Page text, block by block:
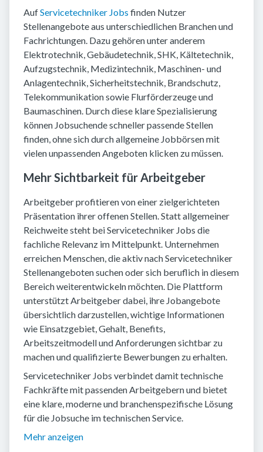
AufServicetechniker Jobs finden Nutzer
Stellenangebote aus unterschiedlichen Branchen und
Fachrichtungen. Dazu gehören unter anderem
Elektrotechnik, Gebäudetechnik, SHK, Kältetechnik,
Aufzugstechnik, Medizintechnik, Maschinen- und
Anlagentechnik, Sicherheitstechnik, Brandschutz,
Telekommunikation sowie Flurförderzeuge und
Baumaschinen. Durch diese klare Spezialisierung
können Jobsuchende schneller passende Stellen
finden, ohne sich durch allgemeine Jobbörsen mit
vielen unpassenden Angeboten klicken zu müssen.
Mehr Sichtbarkeit für Arbeitgeber
Arbeitgeber profitieren von einer zielgerichteten
Präsentation ihrer offenen Stellen. Statt allgemeiner
Reichweite steht bei Servicetechniker Jobs die
fachliche Relevanz im Mittelpunkt. Unternehmen
erreichen Menschen, die aktiv nach Servicetechniker
Stellenangeboten suchen oder sich beruflich in diesem
Bereich weiterentwickeln möchten. Die Plattform
unterstützt Arbeitgeber dabei, ihre Jobangebote
übersichtlich darzustellen, wichtige Informationen
wie Einsatzgebiet, Gehalt, Benefits,
Arbeitszeitmodell und Anforderungen sichtbar zu
machen und qualifizierte Bewerbungen zu erhalten.
Servicetechniker Jobs verbindet damit technische
Fachkräfte mit passenden Arbeitgebern und bietet
eine klare, moderne und branchenspezifische Lösung
für die Jobsuche im technischen Service.
Mehr anzeigen